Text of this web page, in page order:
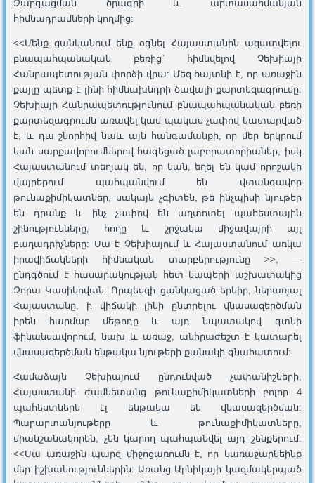
Զարգացման ծրագրի և արտասահմանյան
հիմնադրամների կողմից:
<<Մենք ցանկանում ենք օգնել Հայաստանին ազատվելու
բնապահպանական բեռից` հիմնվելով Չեխիայի
Հանրապետության փորձի վրա: Մեզ հայտնի է, որ առաջին
քայլը պետք է լինի հիմնախնդրի ծավալի քարտեզագրումը:
Չեխիայի Հանրապետությունում բնապահպանական բեռի
քարտեզագրումն առավել կամ պակաս չափով կատարված
է, և դա շնորհիվ նաև այն հանգամանքի, որ մեր երկրում
կան սարքավորումներով հագեցած լաբորատորիաներ, իսկ
Հայաստանում տեղյակ են, որ կան, եղել են կամ որոշակի
վայրերում պահպանվում են վտանգավոր
թունաքիմիկատներ, սակայն չգիտեն, թե ինչպիսի նյութեր
են դրանք և ինչ չափով են աղտոտել պահեստային
շինությունները, հողը և շրջակա միջավայրի այլ
բաղադրիչները: Սա է Չեխիայում և Հայաստանում առկա
իրավիճակների հիմնական տարբերությունը >>, —
ընդգծում է հասարակության հետ կապերի աշխատակից
Զորա Կասիկովան: Որպեսզի ցանկացած երկիր, ներառյալ
Հայաստանը, ի վիճակի լինի ընտրելու վնասազերծման
իրեն հարմար մեթոդը և այդ նպատակով գտնի
ֆինանսավորում, նախ և առաջ, անհրաժեշտ է կատարել
վնասազերծման ենթակա նյութերի քանակի գնահատում:
Համաձայն Չեխիայում ընդունված չափանիշների,
Հայաստանի ժամկետանց թունաքիմիկատների բոլոր 4
պահեստներն էլ ենթակա են վնասազերծման:
Պարարտանյութերը և թունաքիմիկատները,
միանշանակորեն, չեն կարող պահպանվել այդ շենքերում:
<<Սա առաջին պարզ միջոցառումն է, որ կառաջարկեինք
մեր իշխանություններին: Առանց Արնիկայի կազմակերպած